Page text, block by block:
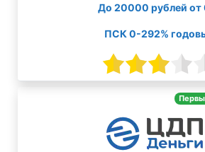
До 20000 рублей от
ПСК 0-292%